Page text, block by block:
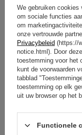
Inhoud van uw
We gebruiken cookies
om sociale functies
om
onze vertrouwde
Privacybeleid (https://
notice.html). Door
toestemming voor het
kunt de voorwaarden
tabblad
toestemming op elk
uit uw browser op het
Functionele